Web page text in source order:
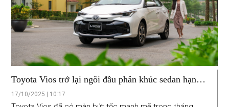
Toyota Vios trở lại ngôi đầu phân khúc sedan hạng
B tháng 9/2025
17/10/2025 | 10:17